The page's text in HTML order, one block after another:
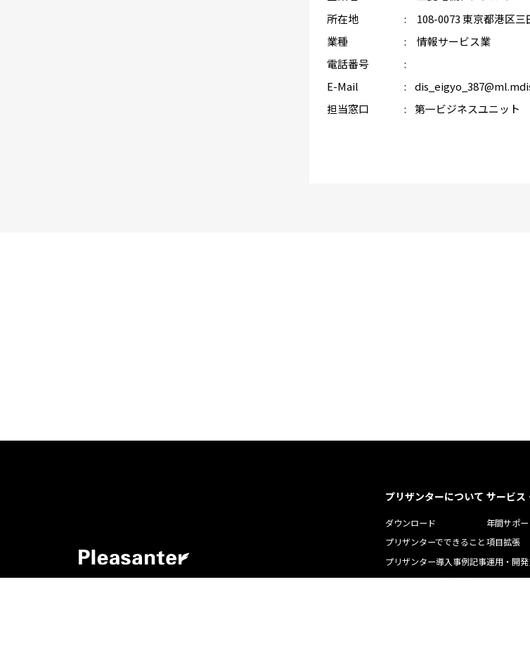
所在地
108-0073 東京都港区
業種
情報サービス業
電話番号
E-Mail
担当窓口
第一ビジネスユニッ
プリザンターについて
ダウンロード
プリザンターでできること
プリザンター導入事例記事
Pleasnater.net(SaaS)
サービス
年間サポ
項目拡張
運用・開
トレーニ